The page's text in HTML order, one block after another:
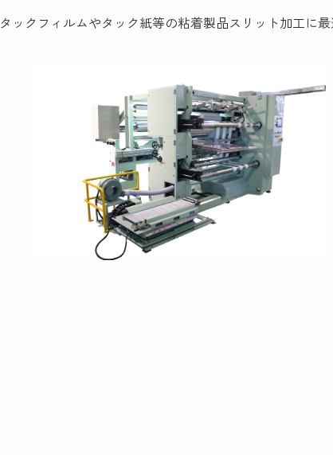
タックフィルムやタック紙等の粘着製品スリット加工に最